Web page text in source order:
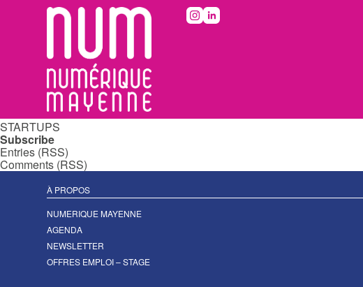
Rechercher :
ÉDITEURS DE LOGICIELS OU SOLUTIONS
ENSEIGNEMENTS SUPÉRIEURS ET FORMATIONS
ENTREPRISES
LABORATOIRES DE RECHERCHE
MEMBRES LA FRENCH TECH LAVAL
Non classé
STARTUPS
Subscribe
Entries (RSS)
Comments (RSS)
À PROPOS
NUMERIQUE MAYENNE
AGENDA
NEWSLETTER
OFFRES EMPLOI – STAGE